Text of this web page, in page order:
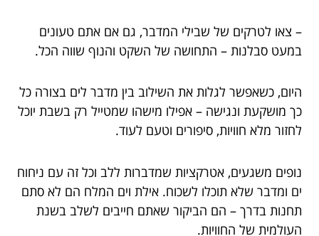
– צאו לטרקים של שבילי המדבר, גם אם אתם טעונים
במעט סבלנות – התחושה של השקט והנוף שווה הכל.
היום, כשאפשר לגלות את השילוב בין מדבר לים בצורה כל
כך מושקעת ונגישה – אפילו מישהו שמטייל רק בשבת יוכל
לחזור מלא חוויות, סיפורים וטעם לעוד.
נופים משגעים, אטרקציות שמדברות ללב וכל זה עם ניחוח
ים ומדבר שלא תוכלו לשכוח. אילת וים המלח הם לא סתם
תחנות בדרך – הם הביקור שאתם חייבים לשלב בשנת
העולמית של החוויות.